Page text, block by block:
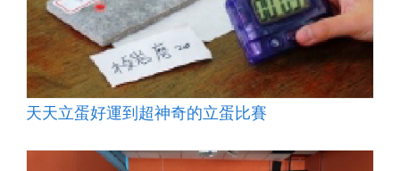
天天立蛋好運到超神奇的立蛋比賽